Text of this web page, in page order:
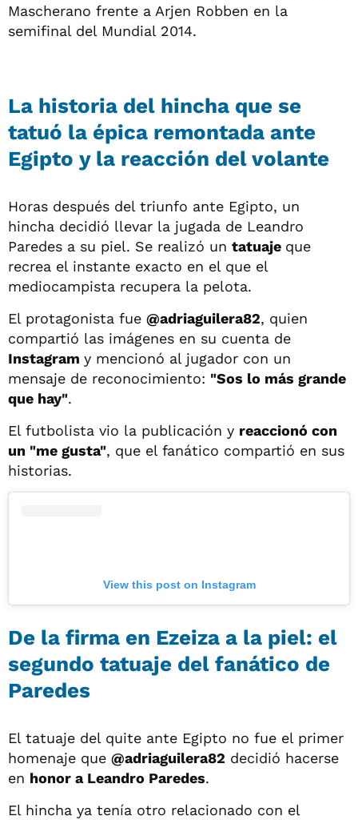
Mascherano frente a Arjen Robben en la
semifinal del Mundial 2014.
La historia del hincha que se
tatuó la épica remontada ante
Egipto y la reacción del volante
Horas después del triunfo ante Egipto, un
hincha decidió llevar la jugada de Leandro
Paredes a su piel. Se realizó un tatuaje que
recrea el instante exacto en el que el
mediocampista recupera la pelota.
El protagonista fue @adriaguilera82, quien
compartió las imágenes en su cuenta de
Instagram y mencionó al jugador con un
mensaje de reconocimiento: "Sos lo más grande
que hay".
El futbolista vio la publicación y reaccionó con
un "me gusta", que el fanático compartió en sus
historias.
View this post on Instagram
De la firma en Ezeiza a la piel: el
segundo tatuaje del fanático de
Paredes
El tatuaje del quite ante Egipto no fue el primer
homenaje que @adriaguilera82 decidió hacerse
en honor a Leandro Paredes.
El hincha ya tenía otro relacionado con el